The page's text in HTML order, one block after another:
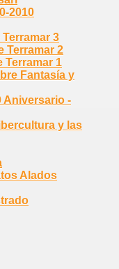
2010
3
Terramar 2
Terramar 1
Fantasía y
Aniversario -
y las
Alados